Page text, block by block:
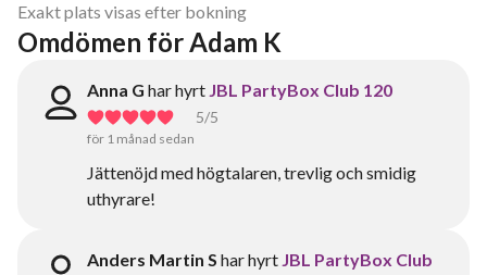
Exakt plats visas efter bokning
Omdömen för Adam K
Anna G har hyrt JBL PartyBox Club 120
5/5
för 1 månad sedan
Jättenöjd med högtalaren, trevlig och smidig
uthyrare!
Anders Martin S har hyrt JBL PartyBox Club